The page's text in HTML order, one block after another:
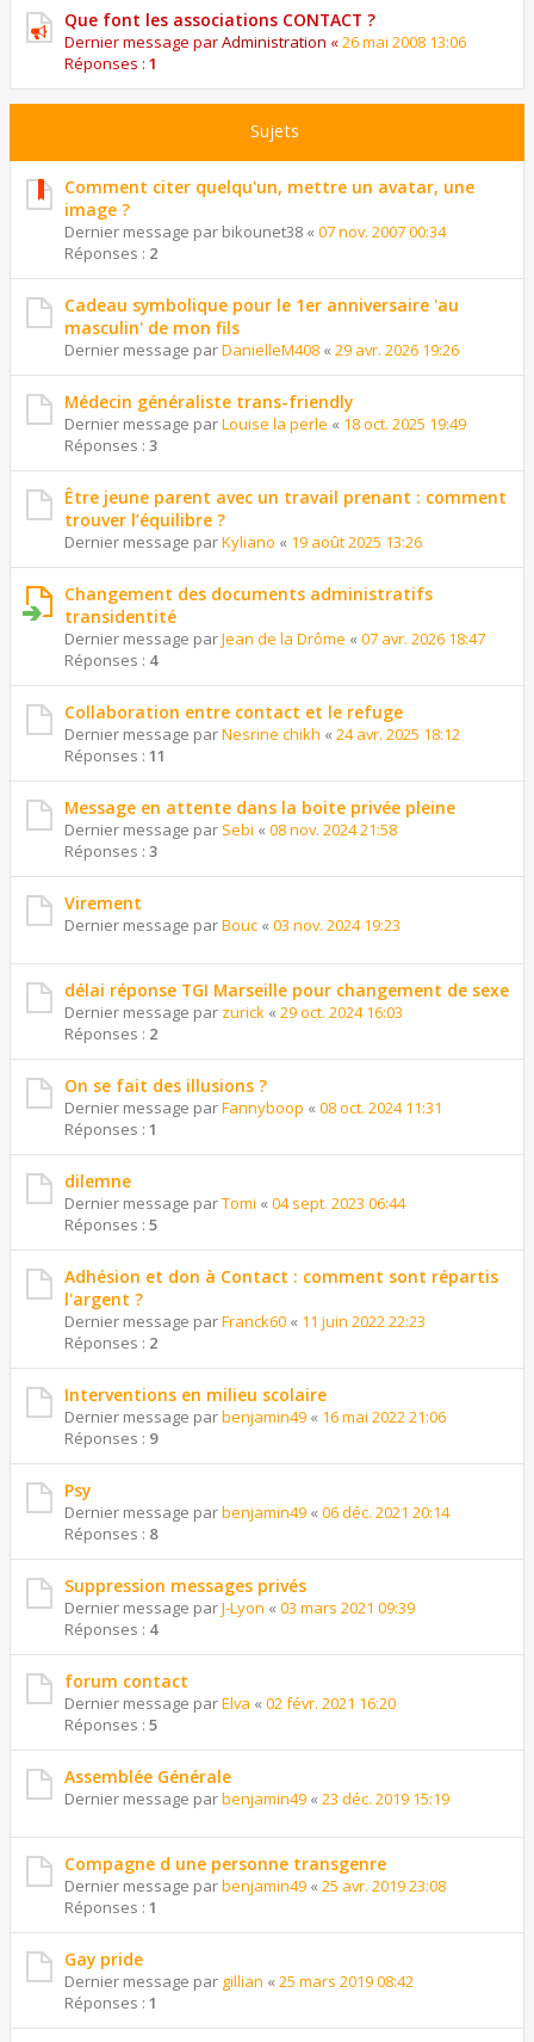
Que font les associations CONTACT ?
Dernier message parAdministration «26 mai 2008 13:06
Réponses : 1
Sujets
Comment citer quelqu'un, mettre un avatar, une
image ?
Dernier message par bikounet38 « 07 nov. 2007 00:34
Réponses : 2
Cadeau symbolique pour le 1er anniversaire 'au
masculin' de mon fils
Dernier message parDanielleM408 « 29 avr. 2026 19:26
Médecin généraliste trans-friendly
Dernier message parLouise la perle « 18 oct. 2025 19:49
Réponses : 3
Être jeune parent avec un travail prenant : comment
trouver l’équilibre ?
Dernier message parKyliano « 19 août 2025 13:26
Changement des documents administratifs
transidentité
Dernier message parJean de la Drôme « 07 avr. 2026 18:47
Réponses : 4
Collaboration entre contact et le refuge
Dernier message parNesrine chikh « 24 avr. 2025 18:12
Réponses : 11
Message en attente dans la boite privée pleine
Dernier message par Sebi « 08 nov. 2024 21:58
Réponses : 3
Virement
Dernier message parBouc « 03 nov. 2024 19:23
délai réponse TGI Marseille pour changement de sexe
Dernier message par zurick « 29 oct. 2024 16:03
Réponses : 2
On se fait des illusions ?
Dernier message parFannyboop « 08 oct. 2024 11:31
Réponses : 1
dilemne
Dernier message parTomi « 04 sept. 2023 06:44
Réponses : 5
Adhésion et don à Contact : comment sont répartis
l'argent ?
Dernier message parFranck60 « 11 juin 2022 22:23
Réponses : 2
Interventions en milieu scolaire
Dernier message parbenjamin49 « 16 mai 2022 21:06
Réponses : 9
Psy
Dernier message parbenjamin49 « 06 déc. 2021 20:14
Réponses : 8
Suppression messages privés
Dernier message parJ-Lyon « 03 mars 2021 09:39
Réponses : 4
forum contact
Dernier message parElva « 02 févr. 2021 16:20
Réponses : 5
Assemblée Générale
Dernier message parbenjamin49 « 23 déc. 2019 15:19
Compagne d une personne transgenre
Dernier message parbenjamin49 « 25 avr. 2019 23:08
Réponses : 1
Gay pride
Dernier message par gillian « 25 mars 2019 08:42
Réponses : 1